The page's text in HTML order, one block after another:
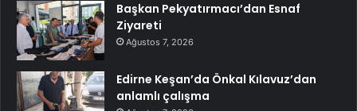
Başkan Pekyatırmacı’dan Esnaf
Ziyareti
Ağustos 7, 2026
Edirne Keşan’da Önkal Kılavuz’dan
anlamlı çalışma